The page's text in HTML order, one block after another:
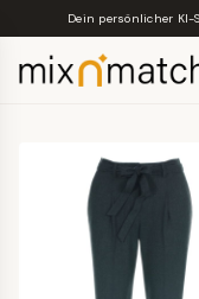
Skip to main
Dein persönlicher